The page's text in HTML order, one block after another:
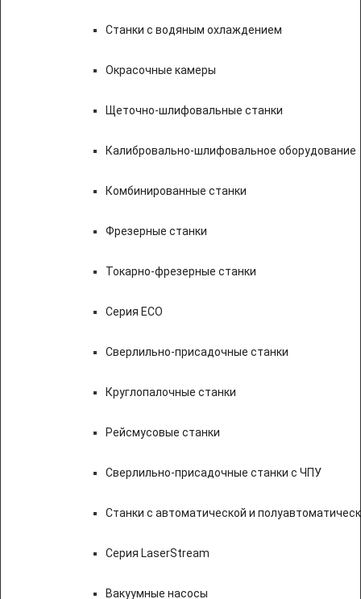
Станки с водяным охлаждением
Окрасочные камеры
Щеточно-шлифовальные станки
Калибровально-шлифовальное оборудование
Комбинированные станки
Фрезерные станки
Токарно-фрезерные станки
Серия ECO
Сверлильно-присадочные станки
Круглопалочные станки
Рейсмусовые станки
Сверлильно-присадочные станки с ЧПУ
Станки с автоматической и
Серия LaserStream
Вакуумные насосы